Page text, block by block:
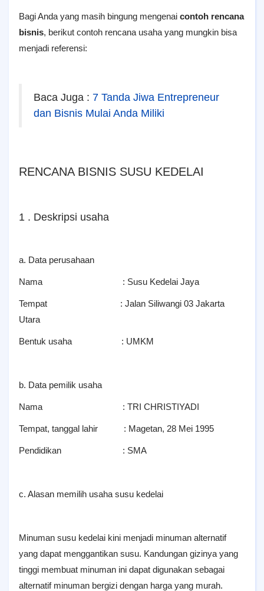
Bagi Anda yang masih bingung mengenai contoh rencana
bisnis, berikut contoh rencana usaha yang mungkin bisa
menjadi referensi:
Baca Juga : 7 Tanda Jiwa Entrepreneur
dan Bisnis Mulai Anda Miliki
RENCANA BISNIS SUSU KEDELAI
1 . Deskripsi usaha
a. Data perusahaan
Nama : Susu Kedelai Jaya
Tempat : Jalan Siliwangi 03 Jakarta
Utara
Bentuk usaha : UMKM
b. Data pemilik usaha
Nama : TRI CHRISTIYADI
Tempat, tanggal lahir : Magetan, 28 Mei 1995
Pendidikan : SMA
c. Alasan memilih usaha susu kedelai
Minuman susu kedelai kini menjadi minuman alternatif
yang dapat menggantikan susu. Kandungan gizinya yang
tinggi membuat minuman ini dapat digunakan sebagai
alternatif minuman bergizi dengan harga yang murah.